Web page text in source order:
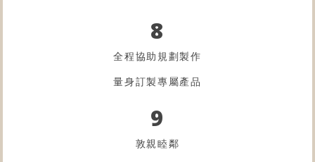
8
全程協助規劃製作
量身訂製專屬產品
9
敦親睦鄰